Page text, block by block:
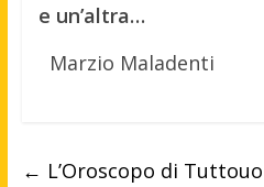
e un’altra…
Marzio Maladenti
← L’Oroscopo di